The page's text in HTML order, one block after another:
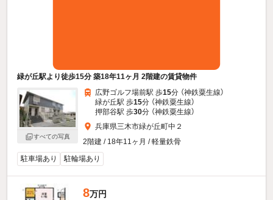
緑が丘駅より徒歩15分 築18年11ヶ月 2階建の賃貸物件
すべての写真
広野ゴルフ場前駅 歩15分 （神鉄粟生線）
緑が丘駅 歩15分 （神鉄粟生線）
押部谷駅 歩30分 （神鉄粟生線）
兵庫県三木市緑が丘町中２
2階建 / 18年11ヶ月 / 軽量鉄骨
駐車場あり
駐輪場あり
8万円